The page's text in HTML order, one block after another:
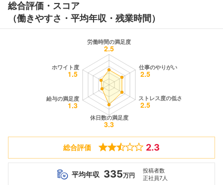
総合評価・スコア
（働きやすさ・平均年収・残業時間）
総合評価 2.3
平均年収 335万円
投稿者数
正社員7人